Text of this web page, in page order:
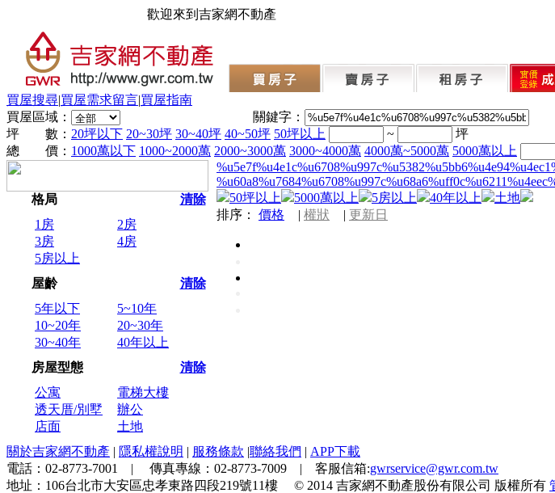
歡迎來到吉家網不動產
買屋搜尋|買屋需求留言|買屋指南
買屋區域：
關鍵字：
坪 數： 20坪以下 20~30坪 30~40坪 40~50坪 50坪以上 ~
坪
總 價： 1000萬以下 1000~2000萬 2000~3000萬 3000~4000萬 4000萬~5000萬 5000萬以上
格局
清除
1房
2房
3房
4房
5房以上
屋齡
清除
5年以下
5~10年
10~20年
20~30年
30~40年
40年以上
房屋型態
清除
公寓
電梯大樓
透天厝/別墅
辦公
店面
土地
50坪以上
5000萬以上 5房以上 40年以上
土地
排序： 價格 | 權狀 | 更新日
關於吉家網不動產 | 隱私權說明 | 服務條款 |聯絡我們 | APP下載
電話： 02-8773-7001 | 傳真專線： 02-8773-7009 | 客服信箱:gwrservice@gwr.com.tw
地址： 106台北市大安區忠孝東路四段219號11樓 © 2014 吉家網不動產股份有限公司 版權所有